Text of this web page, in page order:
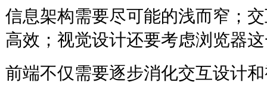
信息架构需要尽可能的浅而窄；
高效；视觉设计还要考虑浏览器
前端不仅需要逐步消化交互设计